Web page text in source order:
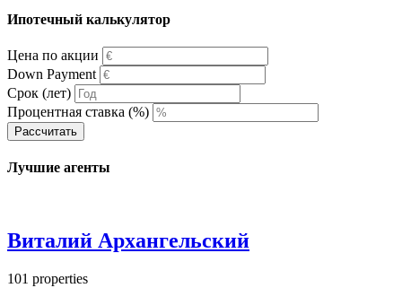
Ипотечный калькулятор
Цена по акции
Down Payment
Срок (лет)
Процентная ставка (%)
Рассчитать
Лучшие агенты
Виталий Архангельский
101 properties